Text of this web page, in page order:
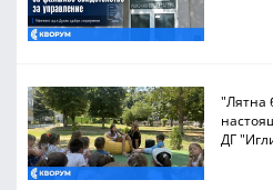
"Лятна
ДГ